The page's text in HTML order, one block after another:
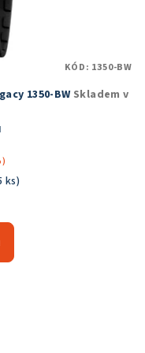
1350-BW Skladem v
ks)
KÓD: 1350-BW